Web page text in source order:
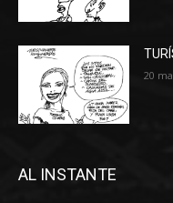
20
AL INSTANTE